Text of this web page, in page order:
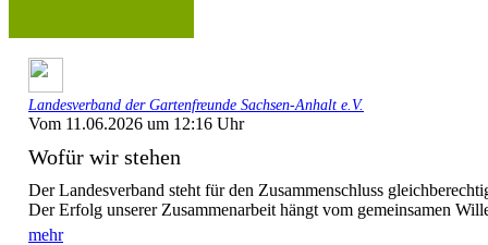
Landesverband der Gartenfreunde Sachsen-Anhalt e.V.
Vom 11.06.2026 um 12:16 Uhr
Wofür wir stehen
Der Landesverband steht für den Zusammenschluss
Der Erfolg unserer Zusammenarbeit hängt vom gemeinsamen
mehr